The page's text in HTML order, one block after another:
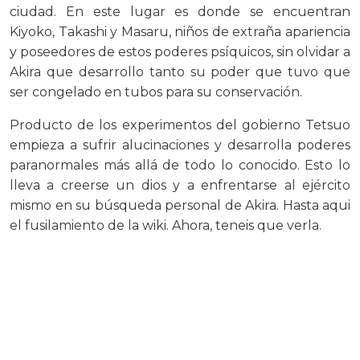
ciudad. En este lugar es donde se encuentran
Kiyoko, Takashi y Masaru, niños de extraña apariencia
y poseedores de estos poderes psíquicos, sin olvidar a
Akira que desarrollo tanto su poder que tuvo que
ser congelado en tubos para su conservación.
Producto de los experimentos del gobierno Tetsuo
empieza a sufrir alucinaciones y desarrolla poderes
paranormales más allá de todo lo conocido. Esto lo
lleva a creerse un dios y a enfrentarse al ejército
mismo en su búsqueda personal de Akira. Hasta aqui
el fusilamiento de la wiki. Ahora, teneis que verla.